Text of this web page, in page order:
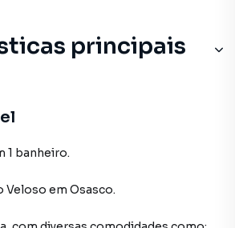
principais
1 banheiro.
Veloso em Osasco.